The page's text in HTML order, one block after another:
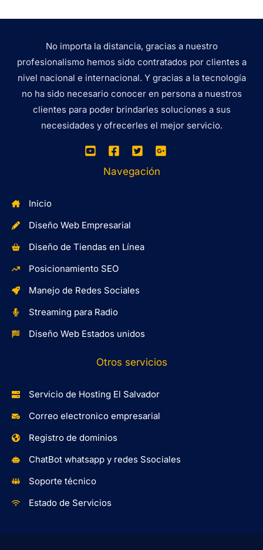
No importa la distancia, gracias a nuestro
profesionalismo hemos sido contratados por clientes a
nivel nacional e internacional. Y gracias a la tecnología
no ha sido necesario conocer en persona a nuestros
clientes para poder brindarles soluciones a sus
necesidades y ofrecerles el mejor servicio.
Navegación
Inicio
Diseño Web Empresarial
Diseño de Tiendas en Línea
Posicionamiento SEO
Manejo de Redes Sociales
Streaming para Radio
Diseño Web Estados unidos
Otros servicios
Servicio de Hosting El Salvador
Correo electronico empresarial
Registro de dominios
ChatBot whatsapp y redes Ssociales
Soporte técnico
Estado de Servicios